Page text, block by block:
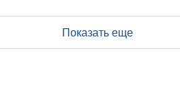
Показать еще